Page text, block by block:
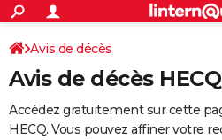
ACTUALITÉS
Politique
Société
Faits Divers
Education
Monde
Villes
+
SPORT
Coupe du monde 2026
Football
Tennis
Cyclisme
Rugby
Forum
Programme TV
TNT
Streaming
Cinéma
Sorties cinéma
Musique
+
FINANCE
Avis de décès
Avis de décès HECQ
Accédez gratuitement sur cette
HECQ. Vous pouvez affiner votre